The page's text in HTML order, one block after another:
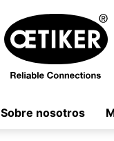
Sobre nosotros